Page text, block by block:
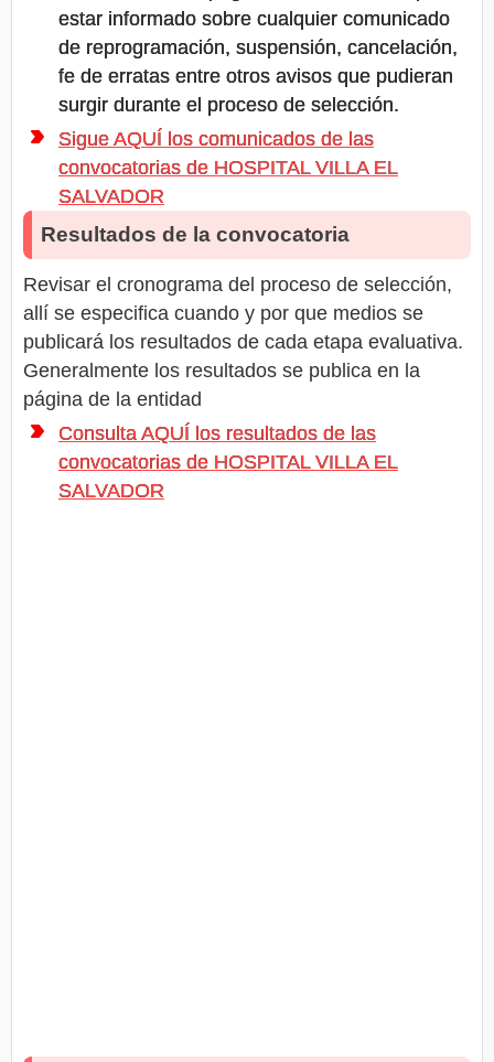
estar informado sobre cualquier comunicado
de reprogramación, suspensión, cancelación,
fe de erratas entre otros avisos que pudieran
surgir durante el proceso de selección.
Sigue AQUÍ los comunicados de las
convocatorias de HOSPITAL VILLA EL
SALVADOR
Resultados de la convocatoria
Revisar el cronograma del proceso de selección,
allí se especifica cuando y por que medios se
publicará los resultados de cada etapa evaluativa.
Generalmente los resultados se publica en la
página de la entidad
Consulta AQUÍ los resultados de las
convocatorias de HOSPITAL VILLA EL
SALVADOR